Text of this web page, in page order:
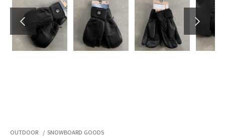
OUTDOOR / SNOWBOARD GOODS